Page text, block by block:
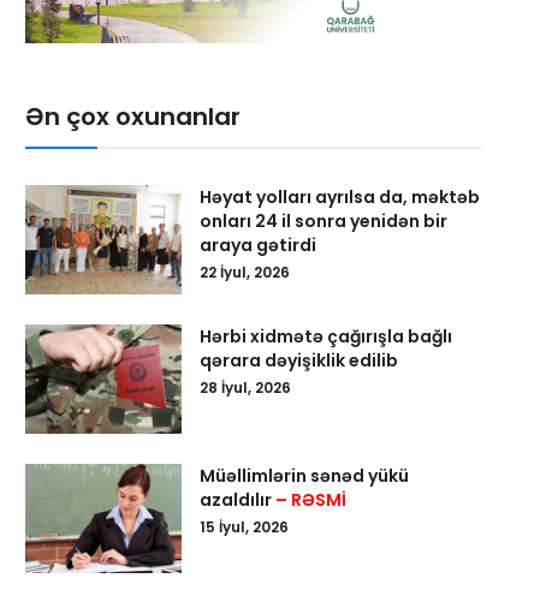
Ən çox oxunanlar
Həyat yolları ayrılsa da, məktəb
onları 24 il sonra yenidən bir
araya gətirdi
22 İyul, 2026
Hərbi xidmətə çağırışla bağlı
qərara dəyişiklik edilib
28 İyul, 2026
Müəllimlərin sənəd yükü
azaldılır – RƏSMİ
15 İyul, 2026